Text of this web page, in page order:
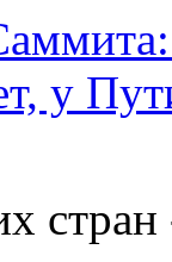
у
стран